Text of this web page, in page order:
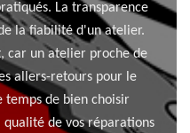
La transparence
la fiabilité d'un atelier.
car un atelier proche de
allers-retours pour le
temps de bien choisir
de vos réparations